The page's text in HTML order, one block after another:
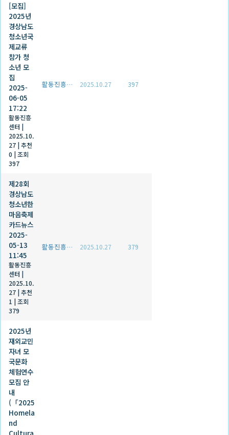
[모집]
2025년
경상남도
청소년국
제교류
참가 청
소년 모
집
2025-
06-05
17:22
활동진흥
센터
2025.10.
27 추천
0
조회
397
활동진흥센터 2025.10.27 397
제28회
경상남도
청소년한
마음축제
카드뉴스
2025-
05-13
11:45
활동진흥
센터
2025.10.
27 추천
1
조회
379
활동진흥센터 2025.10.27 379
2025년
재외교민
자녀 모
국문화
체험연수
모집 안
내
(「2025
Homela
nd